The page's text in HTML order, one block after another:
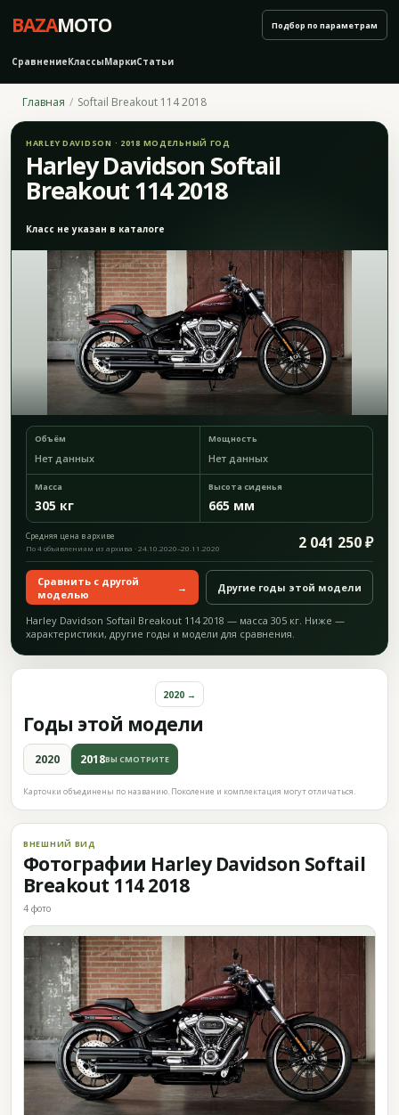
BAZAMOTO
СравнениеКлассыМаркиСтатьи
Подбор по параметрам
Главная Softail Breakout 114 2018
HARLEY DAVIDSON · 2018 МОДЕЛЬНЫЙ ГОД
Harley Davidson Softail
Breakout 114 2018
Класс не указан в каталоге
Объём
Нет данных
Мощность
Нет данных
Масса
305 кг
Высота сиденья
665 мм
Средняя цена в архиве 2 041 250 ₽
По 4 объявлениям из архива · 24.10.2020–20.11.2020
Сравнить с другой
моделью
→ Другие годы этой модели
Harley Davidson Softail Breakout 114 2018 — масса 305 кг. Ниже —
характеристики, другие годы и модели для сравнения.
Годы этой модели
2020 →
2020 2018ВЫ СМОТРИТЕ
Карточки объединены по названию. Поколение и комплектация могут отличаться.
ВНЕШНИЙ ВИД
Фотографии Harley Davidson Softail
Breakout 114 2018
4 фото